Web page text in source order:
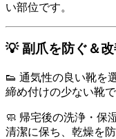
い部位です。
💡 副爪を防ぐ＆
👟 通気性の良い靴を
締め付けの少ない靴
🧼 帰宅後の洗浄・保
清潔に保ち、乾燥を